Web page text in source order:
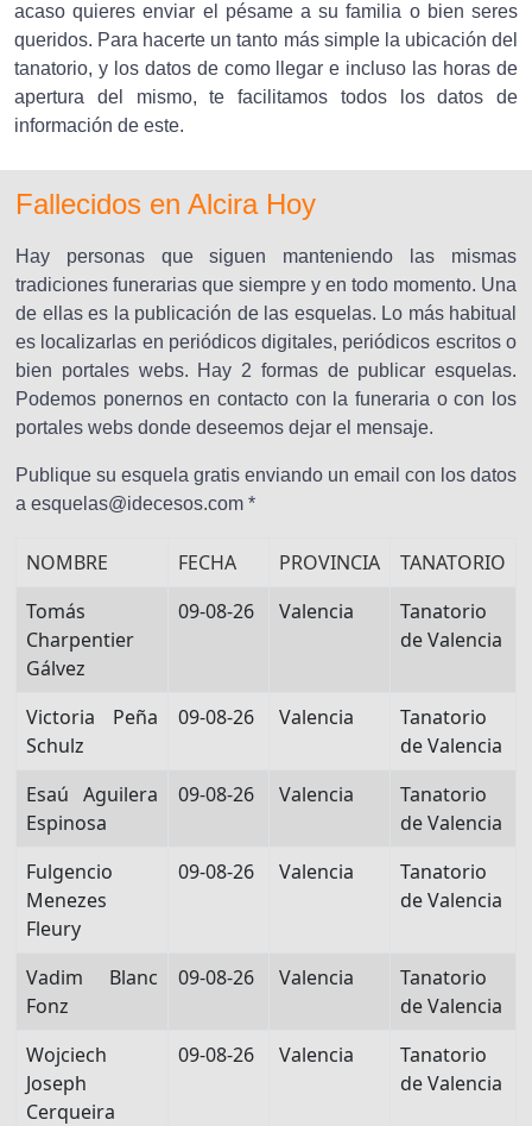
acaso quieres enviar el pésame a su familia o bien seres
queridos. Para hacerte un tanto más simple la ubicación del
tanatorio, y los datos de como llegar e incluso las horas de
apertura del mismo, te facilitamos todos los datos de
información de este.
Fallecidos en Alcira Hoy
Hay personas que siguen manteniendo las mismas
tradiciones funerarias que siempre y en todo momento. Una
de ellas es la publicación de las esquelas. Lo más habitual
es localizarlas en periódicos digitales, periódicos escritos o
bien portales webs. Hay 2 formas de publicar esquelas.
Podemos ponernos en contacto con la funeraria o con los
portales webs donde deseemos dejar el mensaje.
Publique su esquela gratis enviando un email con los datos
a esquelas@idecesos.com *
NOMBRE FECHA PROVINCIA
TANATORIO
Tomás
Charpentier
Gálvez
09-08-26 Valencia
Tanatorio
de Valencia
Victoria Peña
Schulz
09-08-26 Valencia
Tanatorio
de Valencia
Esaú Aguilera
Espinosa
09-08-26 Valencia
Tanatorio
de Valencia
Fulgencio
Menezes
Fleury
09-08-26 Valencia
Tanatorio
de Valencia
Vadim Blanc
Fonz
09-08-26 Valencia
Tanatorio
de Valencia
Wojciech
Joseph
Cerqueira
09-08-26 Valencia
Tanatorio
de Valencia